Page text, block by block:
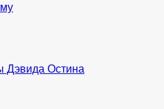
Дэвида Остина